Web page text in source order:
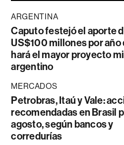
ARGENTINA
Caputo festejó el aporte
US$100 millones por año
hará el mayor proyecto
argentino
MERCADOS
Petrobras, Itaú y Vale:
recomendadas en Brasil
agosto, según bancos y
corredurías